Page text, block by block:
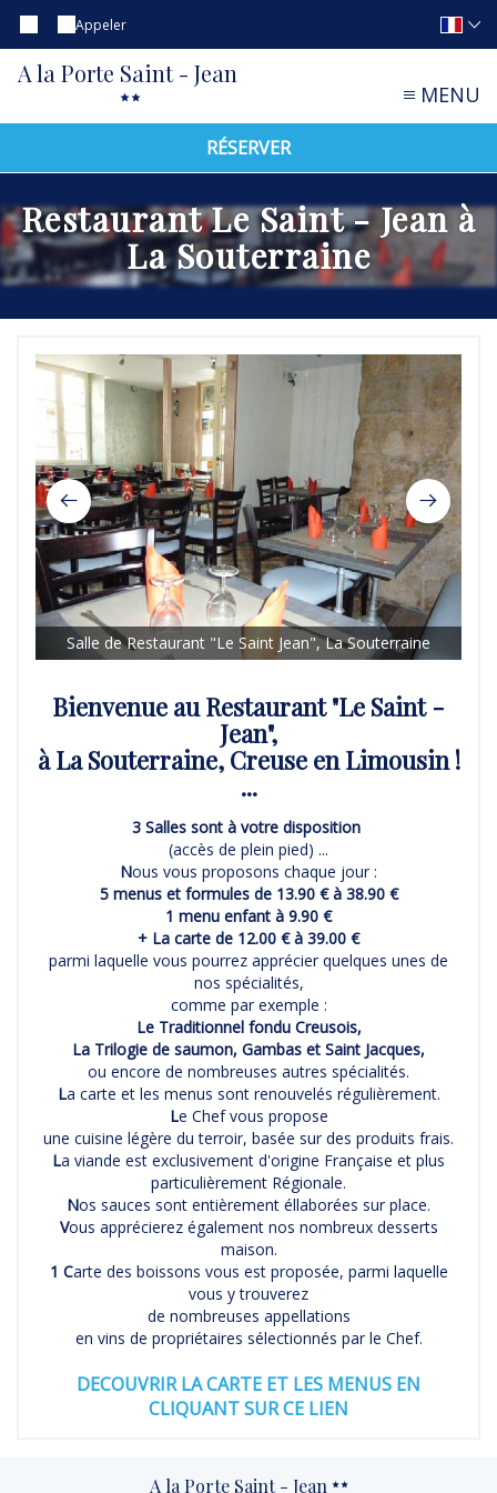
Appeler
A la Porte Saint - Jean
MENU
RÉSERVER
Restaurant Le Saint - Jean à
La Souterraine
Salle de Restaurant "Le Saint Jean", La Souterraine
Bienvenue au Restaurant "Le Saint -
Jean",
à La Souterraine, Creuse en Limousin !
...
3 Salles sont à votre disposition
(accès de plein pied) ...
Nous vous proposons chaque jour :
5 menus et formules de 13.90 € à 38.90 €
1 menu enfant à 9.90 €
+ La carte de 12.00 € à 39.00 €
parmi laquelle vous pourrez apprécier quelques unes de
nos spécialités,
comme par exemple :
Le Traditionnel fondu Creusois,
La Trilogie de saumon, Gambas et Saint Jacques,
ou encore de nombreuses autres spécialités.
La carte et les menus sont renouvelés régulièrement.
Le Chef vous propose
une cuisine légère du terroir, basée sur des produits frais.
La viande est exclusivement d'origine Française et plus
particulièrement Régionale.
Nos sauces sont entièrement éllaborées sur place.
Vous apprécierez également nos nombreux desserts
maison.
1 Carte des boissons vous est proposée, parmi laquelle
vous y trouverez
de nombreuses appellations
en vins de propriétaires sélectionnés par le Chef.
DECOUVRIR LA CARTE ET LES MENUS EN
CLIQUANT SUR CE LIEN
A la Porte Saint - Jean